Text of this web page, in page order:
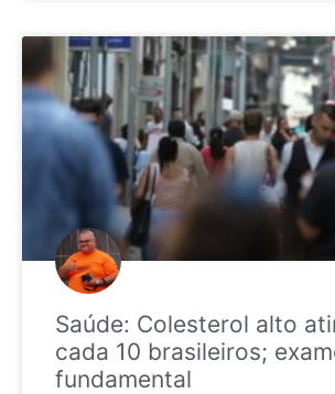
Saúde: Colesterol alto
cada 10 brasileiros;
fundamental